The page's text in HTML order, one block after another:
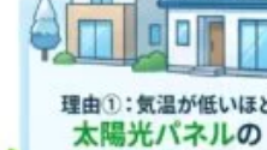
6-4.
Q. 停電時にも太陽光
7. エコテックジャパン
7-1. 理由①：北海道で施
時点）